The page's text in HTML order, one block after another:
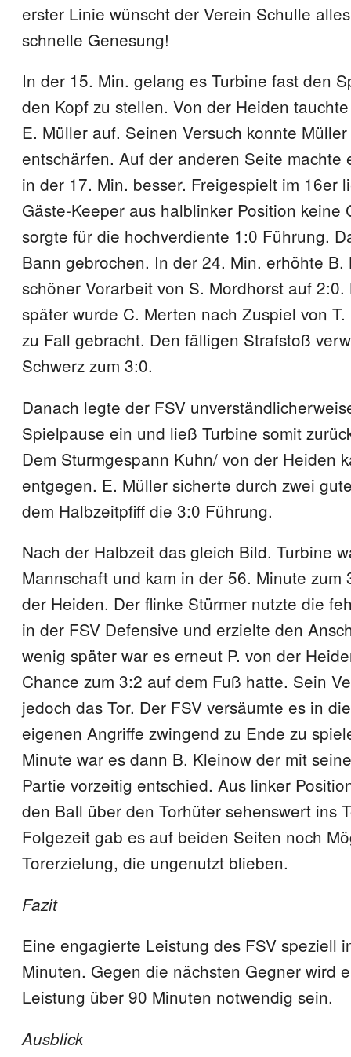
erster Linie wünscht der Verein Schulle
schnelle Genesung!
In der 15. Min. gelang es Turbine fast den
den Kopf zu stellen. Von der Heiden
E. Müller auf. Seinen Versuch konnte
entschärfen. Auf der anderen Seite machte
in der 17. Min. besser. Freigespielt im 16er
Gäste-Keeper aus halblinker Position keine
sorgte für die hochverdiente 1:0 Führung.
Bann gebrochen. In der 24. Min. erhöhte B.
schöner Vorarbeit von S. Mordhorst auf
später wurde C. Merten nach Zuspiel von
zu Fall gebracht. Den fälligen Strafstoß
Schwerz zum 3:0.
Danach legte der FSV
Spielpause ein und ließ Turbine somit
Dem Sturmgespann Kuhn/ von der Heiden
entgegen. E. Müller sicherte durch zwei
dem Halbzeitpfiff die 3:0 Führung.
Nach der Halbzeit das gleich Bild. Turbine
Mannschaft und kam in der 56. Minute zum
der Heiden. Der flinke Stürmer nutzte die
in der FSV Defensive und erzielte den
wenig später war es erneut P. von der
Chance zum 3:2 auf dem Fuß hatte. Sein
jedoch das Tor. Der FSV versäumte es in
eigenen Angriffe zwingend zu Ende zu
Minute war es dann B. Kleinow der mit
Partie vorzeitig entschied. Aus linker
den Ball über den Torhüter sehenswert ins
Folgezeit gab es auf beiden Seiten noch
Torerzielung, die ungenutzt blieben.
Fazit
Eine engagierte Leistung des FSV speziell
Minuten. Gegen die nächsten Gegner wird
Leistung über 90 Minuten notwendig sein.
Ausblick